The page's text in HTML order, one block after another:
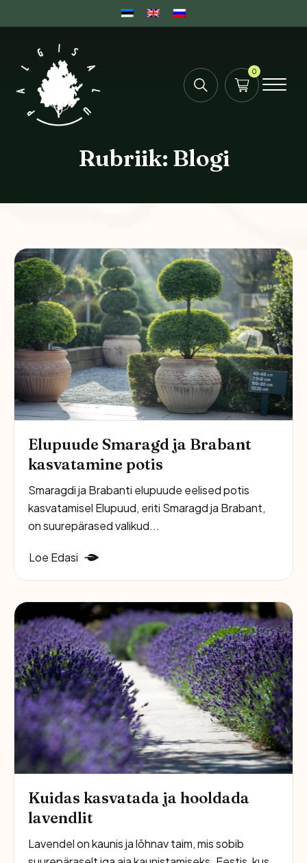
0
Rubriik: Blogi
Elupuude Smaragd ja Brabant
kasvatamine potis
Smaragdi ja Brabanti elupuude eelised potis
kasvatamisel Elupuud, eriti Smaragd ja Brabant,
on suurepärased valikud...
Loe Edasi
Kuidas kasvatada ja hooldada
lavendlit
Lavendel on kaunis ja lõhnav taim, mis sobib